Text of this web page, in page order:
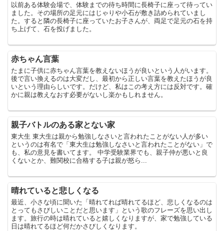
以前ある体験会場で、体験までの待ち時間に長椅子に座って待ってい
ました。その場所の足元にはじゃりや小石が敷き詰められていまし
た。すると隣の長椅子に座っていたお子さんが、両足で足元の石を持
ち上げて、石を投げました。
赤ちゃん言葉
たまに子供に赤ちゃん言葉を教えないほうが良いという人がいます。
後で言い換えるのは大変だし、最初から正しい言葉を教えたほうが良
いという理由らしいです。だけど、私はこの考え方には反対です。確
かに親は教えなおす必要がないし楽かもしれません。
親子バトルのある家とない家
東大生 東大生は親から勉強しなさいと言われたことがない人が多い
というのは有名で「東大生は勉強しなさいと言われたことがない」で
も、私の意見を書いてます。 中学受験業界でも、親子仲が悪いと良
くないとか、難関校に合格する子は親が怒ら...
晴れていると悲しくなる
最近、小さな頃に聞いた「晴れてれば晴れてるほど、悲しくなるのは
とってもさびしいことだと思います」という歌のフレーズを思い出し
ます。旅行の時は晴れていると嬉しくなりますが、家で勉強している
日は晴れてるほど何だかさびしくなります。